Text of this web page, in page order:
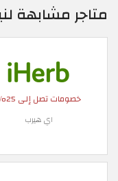
متاجر مشابهة
خصومات تصل إلى 25%
اي هيرب